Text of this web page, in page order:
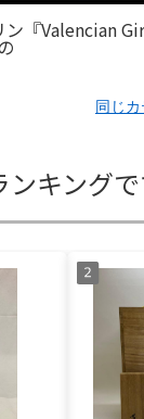
同じ
キング